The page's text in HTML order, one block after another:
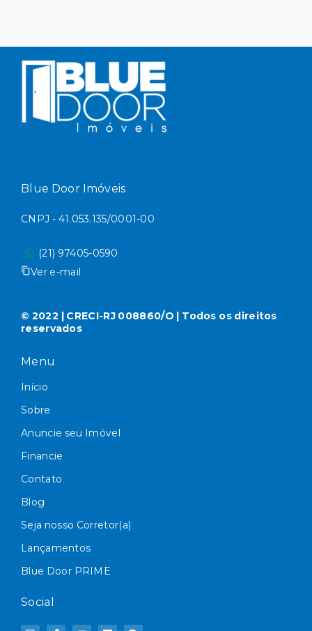
Blue Door Imóveis
CNPJ - 41.053.135/0001-00
(21) 97405-0590
Ver e-mail
© 2022 | CRECI-RJ 008860/O | Todos os direitos
reservados
Menu
Início
Sobre
Anuncie seu Imóvel
Financie
Contato
Blog
Seja nosso Corretor(a)
Lançamentos
Blue Door PRIME
Social